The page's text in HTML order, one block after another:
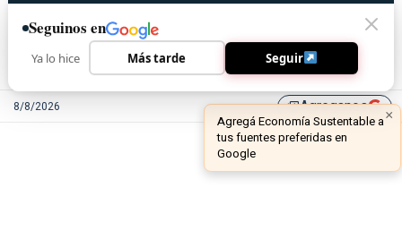
8/8/2026 library_addAgreganos
Seguinos en
Ya lo hice Más tarde Seguir